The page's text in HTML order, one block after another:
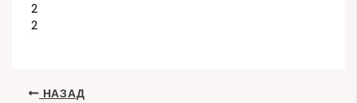
2
2
НАЗАД